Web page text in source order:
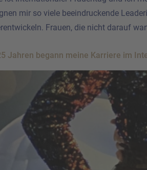
mir so viele beeindruckende
Frauen, die nicht darauf
Jahren begann meine Karriere im